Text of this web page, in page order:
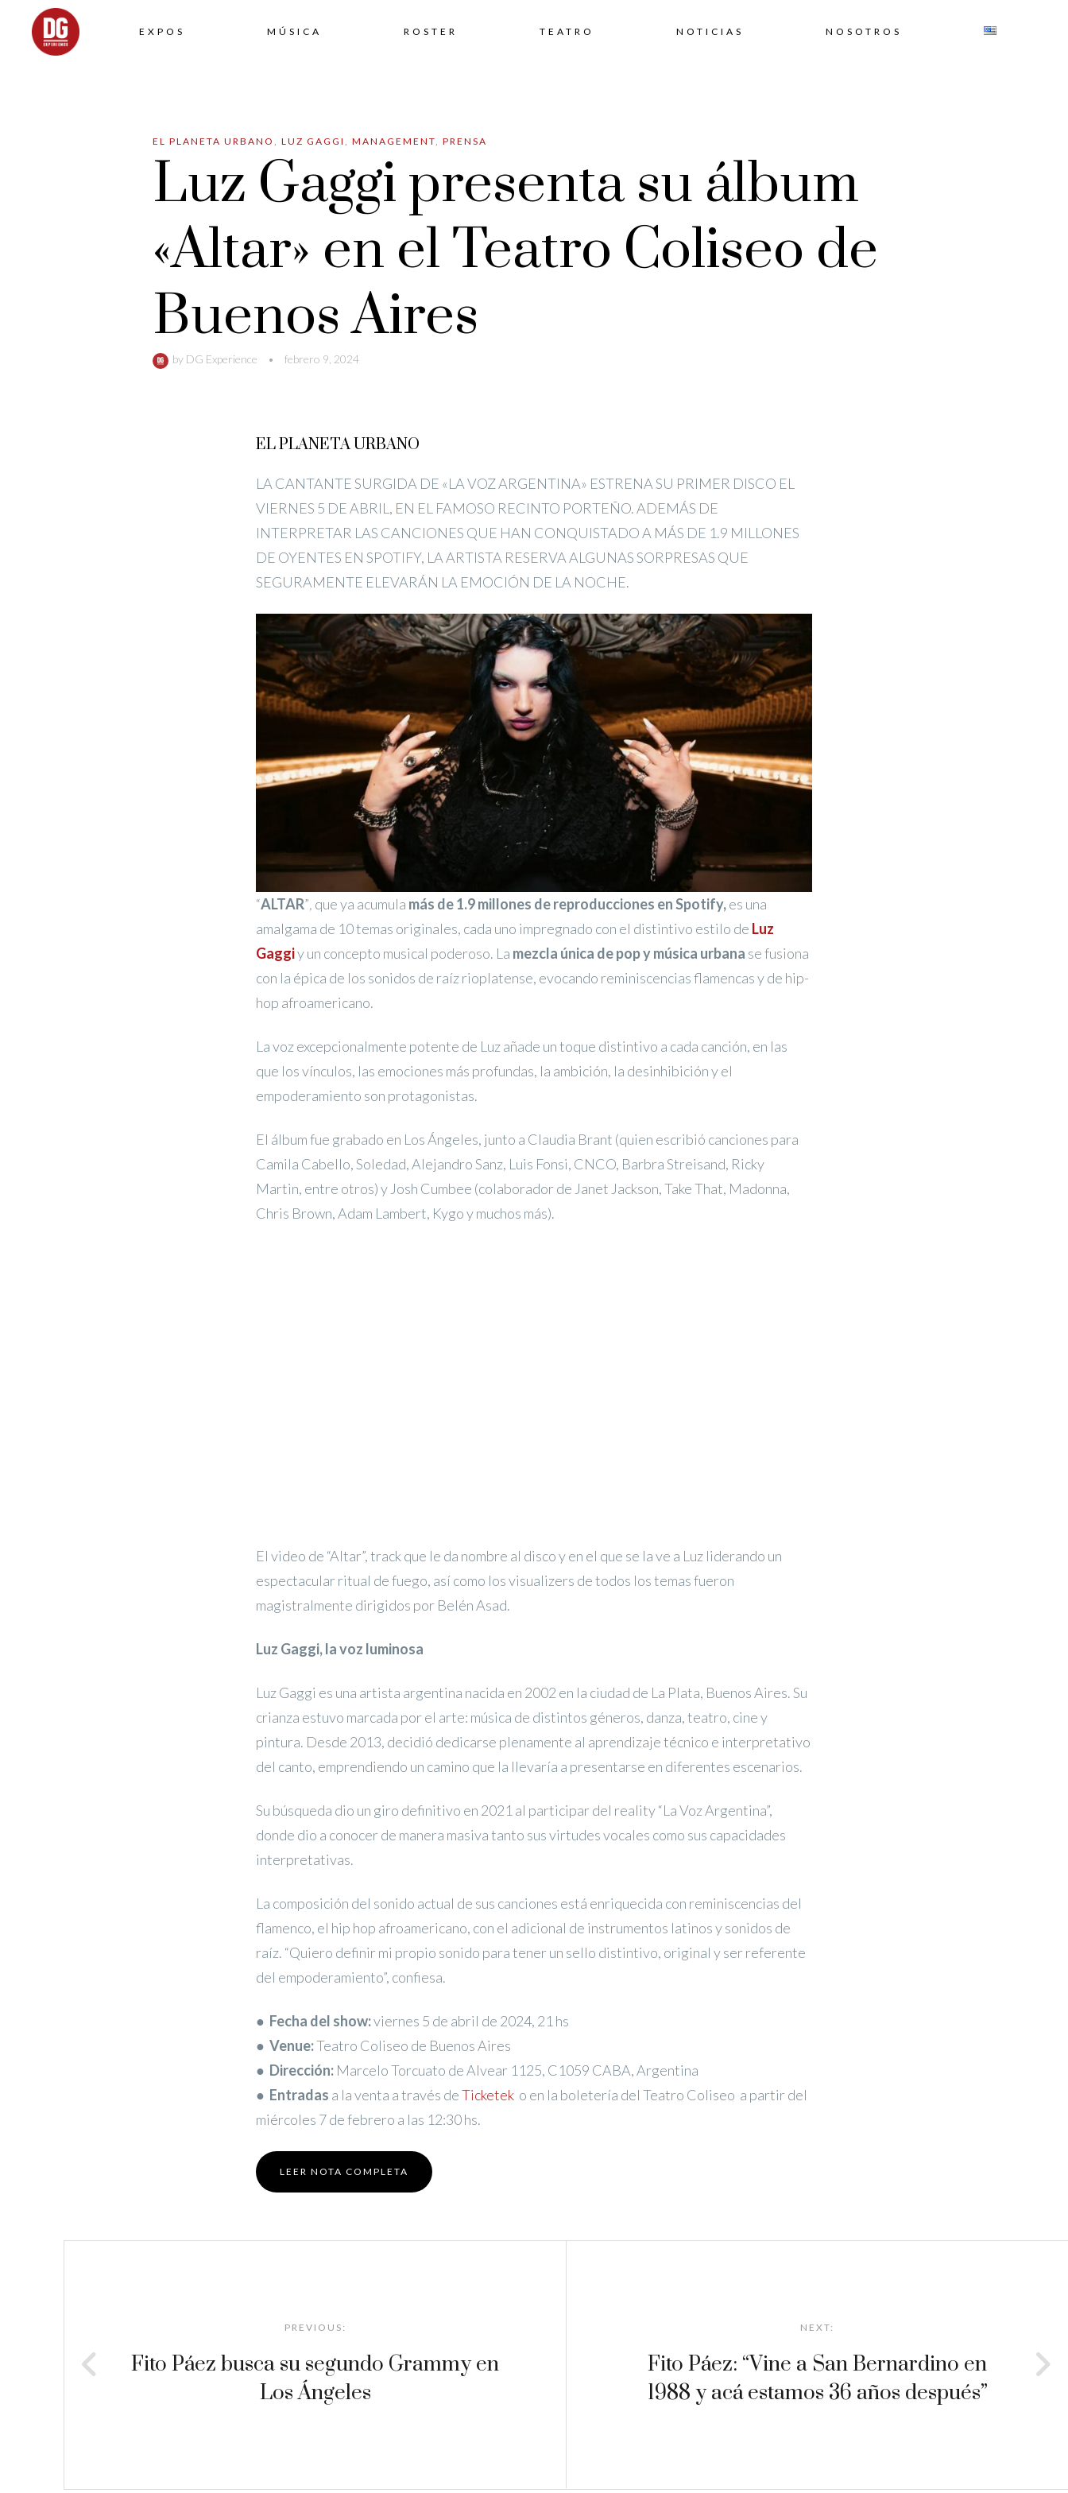
Skip
EXPOS MÚSICA ROSTER TEATRO NOTICIAS NOSOTROS
EL PLANETA URBANO , LUZ GAGGI , MANAGEMENT, PRENSA
Luz Gaggi presenta su álbum
«Altar» en el Teatro Coliseo de
Buenos Aires
by DG Experience • febrero 9, 2024
EL PLANETA URBANO
LA CANTANTE SURGIDA DE «LA VOZ ARGENTINA» ESTRENA SU PRIMER DISCO EL
VIERNES 5 DE ABRIL, EN EL FAMOSO RECINTO PORTEÑO. ADEMÁS DE
INTERPRETAR LAS CANCIONES QUE HAN CONQUISTADO A MÁS DE 1.9 MILLONES
DE OYENTES EN SPOTIFY, LA ARTISTA RESERVA ALGUNAS SORPRESAS QUE
SEGURAMENTE ELEVARÁN LA EMOCIÓN DE LA NOCHE.
“ALTAR”, que ya acumula más de 1.9 millones de reproducciones en Spotify,es una
amalgama de 10 temas originales, cada uno impregnado con el distintivo estilo de Luz
Gaggiy un concepto musical poderoso. La mezcla única de pop y música urbana se fusiona
con la épica de los sonidos de raíz rioplatense, evocando reminiscencias flamencas y de hip-
hop afroamericano.
La voz excepcionalmente potente de Luz añade un toque distintivo a cada canción, en las
que los vínculos, las emociones más profundas, la ambición, la desinhibición y el
empoderamiento son protagonistas.
El álbum fue grabado en Los Ángeles, junto a Claudia Brant (quien escribió canciones para
Camila Cabello, Soledad, Alejandro Sanz, Luis Fonsi, CNCO, Barbra Streisand, Ricky
Martin, entre otros) y Josh Cumbee (colaborador de Janet Jackson, Take That, Madonna,
Chris Brown, Adam Lambert, Kygo y muchos más).
El video de “Altar”, track que le da nombre al disco y en el que se la ve a Luz liderando un
espectacular ritual de fuego, así como los visualizers de todos los temas fueron
magistralmente dirigidos por Belén Asad.
Luz Gaggi, la voz luminosa
Luz Gaggi es una artista argentina nacida en 2002 en la ciudad de La Plata, Buenos Aires. Su
crianza estuvo marcada por el arte: música de distintos géneros, danza, teatro, cine y
pintura. Desde 2013, decidió dedicarse plenamente al aprendizaje técnico e interpretativo
del canto, emprendiendo un camino que la llevaría a presentarse en diferentes escenarios.
Su búsqueda dio un giro definitivo en 2021 al participar del reality “La Voz Argentina”,
donde dio a conocer de manera masiva tanto sus virtudes vocales como sus capacidades
interpretativas.
La composición del sonido actual de sus canciones está enriquecida con reminiscencias del
flamenco, el hip hop afroamericano, con el adicional de instrumentos latinos y sonidos de
raíz. “Quiero definir mi propio sonido para tener un sello distintivo, original y ser referente
del empoderamiento”, confiesa.
● Fecha del show:viernes 5 de abril de 2024, 21 hs
● Venue:Teatro Coliseo de Buenos Aires
● Dirección: Marcelo Torcuato de Alvear 1125, C1059 CABA, Argentina
● Entradas a la venta a través deTicketek o en la boletería del Teatro Coliseo a partir del
miércoles 7 de febrero a las 12:30 hs.
LEER NOTA COMPLETA
PREVIOUS:
Fito Páez busca su segundo Grammy en
Los Ángeles
NEXT:
Fito Páez: “Vine a San Bernardino en
1988 y acá estamos 36 años después”